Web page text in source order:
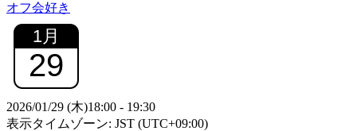
オフ会好き
1月
29
2026/01/29 (木)18:00 - 19:30
表示タイムゾーン: JST (UTC+09:00)